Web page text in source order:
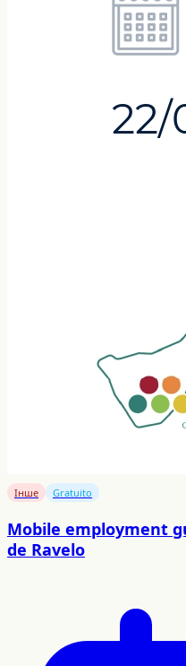
Інше Gratuito
Mobile employment
de Ravelo